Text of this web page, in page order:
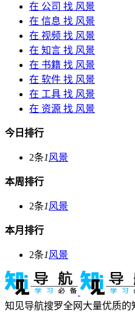
在 公司 找 风景
在 信息 找 风景
在 视频 找 风景
在 知言 找 风景
在 书籍 找 风景
在 软件 找 风景
在 工具 找 风景
在 资源 找 风景
今日排行
2条1风景
本周排行
2条1风景
本月排行
2条1风景
知见导航搜罗全网大量优质